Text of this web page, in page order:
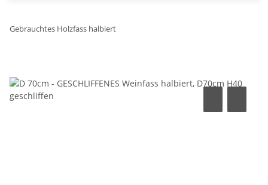
Gebrauchtes Holzfass halbiert